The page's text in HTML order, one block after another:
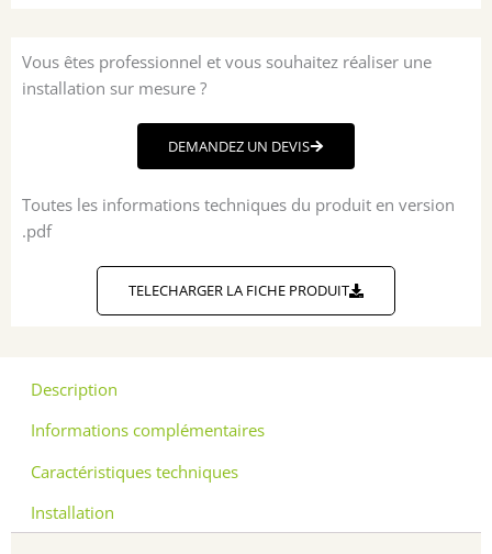
Vous êtes professionnel et vous souhaitez réaliser une
installation sur mesure ?
DEMANDEZ UN DEVIS
Toutes les informations techniques du produit en version
.pdf
TELECHARGER LA FICHE PRODUIT
Description
Informations complémentaires
Caractéristiques techniques
Installation